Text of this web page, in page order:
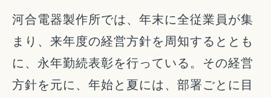
河合電器製作所では、年末に全従業員が集
まり、来年度の経営方針を周知するととも
に、永年勤続表彰を行っている。その経営
方針を元に、年始と夏には、部署ごとに目